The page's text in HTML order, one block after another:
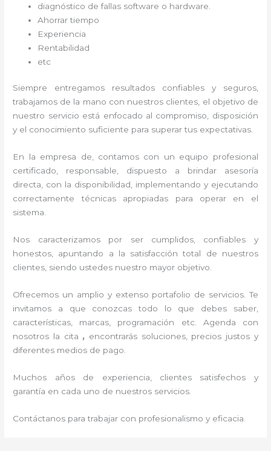
diagnóstico de fallas software o hardware
Ahorrar tiempo
Experiencia
Rentabilidad
etc
Siempre entregamos resultados confiables y seguros,
trabajamos de la mano con nuestros clientes, el objetivo de
nuestro servicio está enfocado al compromiso, disposición
y el conocimiento suficiente para superar tus expectativas.
En la empresa de , contamos con un equipo profesional
certificado, responsable, dispuesto a brindar asesoría
directa, con la disponibilidad, implementando y ejecutando
correctamente técnicas apropiadas para operar en el
sistema.
Nos caracterizamos por ser cumplidos, confiables y
honestos, apuntando a la satisfacción total de nuestros
clientes, siendo ustedes nuestro mayor objetivo.
Ofrecemos un amplio y extenso portafolio de servicios. Te
invitamos a que conozcas todo lo que debes saber,
características, marcas, programación etc. Agenda con
nosotros la cita , encontrarás soluciones, precios justos y
diferentes medios de pago.
Muchos años de experiencia, clientes satisfechos y
garantía en cada uno de nuestros servicios.
Contáctanos para trabajar con profesionalismo y eficacia.